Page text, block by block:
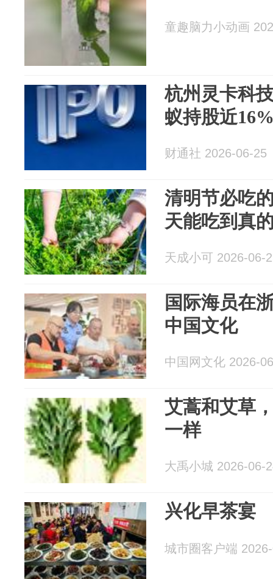
童趣脑力小动画
杭州灵卡科
蚁持股近
财通社 2026-06-25
清明节必吃
天能吃到真
天成小可 2026-06-
国际海员在
中国文化
中国网文化 2026-
艾蒿和艾草
一样
大禹小城 2026-06-
兴化早茶宴
城市圈客户端